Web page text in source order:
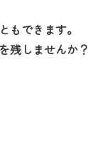
もできます。
残しませんか？